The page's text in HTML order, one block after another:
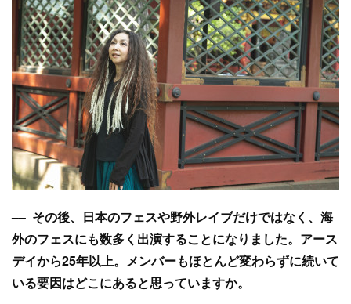
–– その後、日本のフェスや野外レイブだけではなく、海
外のフェスにも数多く出演することになりました。アース
デイから25年以上。メンバーもほとんど変わらずに続いて
いる要因はどこにあると思っていますか。